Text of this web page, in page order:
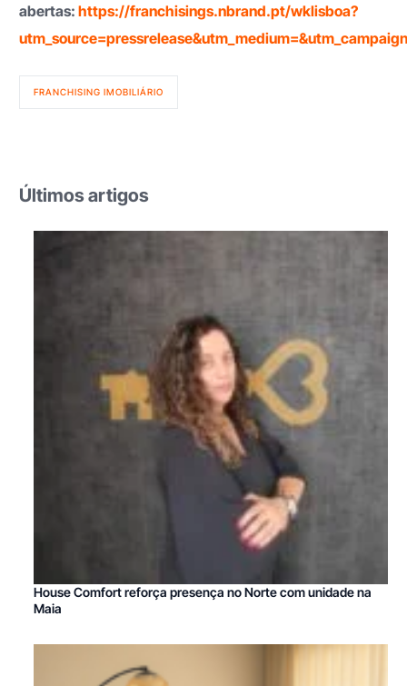
abertas:https://franchisings.nbrand.pt/wklisboa?
FRANCHISING IMOBILIÁRIO
Últimos artigos
House Comfort reforça presença no Norte com unidade na
Maia